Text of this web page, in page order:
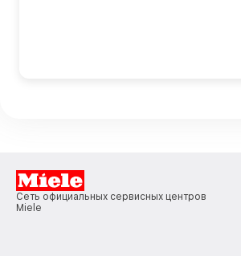
Сеть официальных сервисных центров
Miele